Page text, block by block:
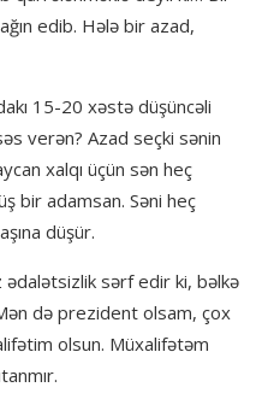
edib. Hələ bir azad,
15-20 xəstə düşüncəli
verən? Azad seçki sənin
xalqı üçün sən heç
bir adamsan. Səni heç
düşür.
ədalətsizlik sərf edir ki, bəlkə
də prezident olsam, çox
olsun. Müxalifətəm